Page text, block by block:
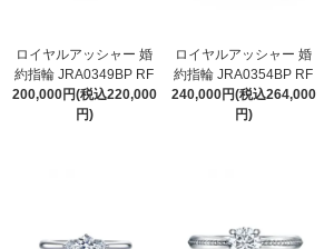
ロイヤルアッシャー 婚
約指輪 JRA0349BP RF
200,000円(税込220,000
円)
ロイヤルアッシャー 婚
約指輪 JRA0354BP RF
240,000円(税込264,000
円)